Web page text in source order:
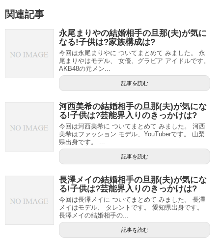
関連記事
永尾まりやの結婚相手の旦那(夫)が気に
なる!子供は?家族構成は?
今回は永尾まりやに ついてまとめて みました。 永
尾まりやはモデル、 女優、グラビア アイドルです。
AKB48の元メン...
記事を読む
河西美希の結婚相手の旦那(夫)が気にな
る!子供は?芸能界入りのきっかけは?
今回は河西美希に ついてまとめて みました。 河西
美希はファッション モデル、YouTuberです。 山梨
県出身です。 ...
記事を読む
長澤メイの結婚相手の旦那(夫)が気にな
る!子供は?芸能界入りのきっかけは?
今回は長澤メイに ついてまとめて みました。 長澤
メイはモデル、 タレントです。 愛知県出身です。
長澤メイの結婚相手の...
記事を読む